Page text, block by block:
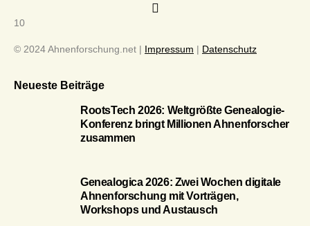
10
© 2024 Ahnenforschung.net | Impressum | Datenschutz
Neueste Beiträge
RootsTech 2026: Weltgrößte Genealogie-
Konferenz bringt Millionen Ahnenforscher
zusammen
Genealogica 2026: Zwei Wochen digitale
Ahnenforschung mit Vorträgen,
Workshops und Austausch